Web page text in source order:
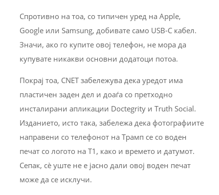
Спротивно на тоа, со типичен уред на Apple,
Google или Samsung, добивате само USB-C кабел.
Значи, ако го купите овој телефон, не мора да
купувате никакви основни додатоци потоа.
Покрај тоа, CNET забележува дека уредот има
пластичен заден дел и доаѓа со претходно
инсталирани апликации Doctegrity и Truth Social.
Изданието, исто така, забележа дека фотографиите
направени со телефонот на Трамп се со воден
печат со логото на T1, како и времето и датумот.
Сепак, сè уште не е јасно дали овој воден печат
може да се исклучи.